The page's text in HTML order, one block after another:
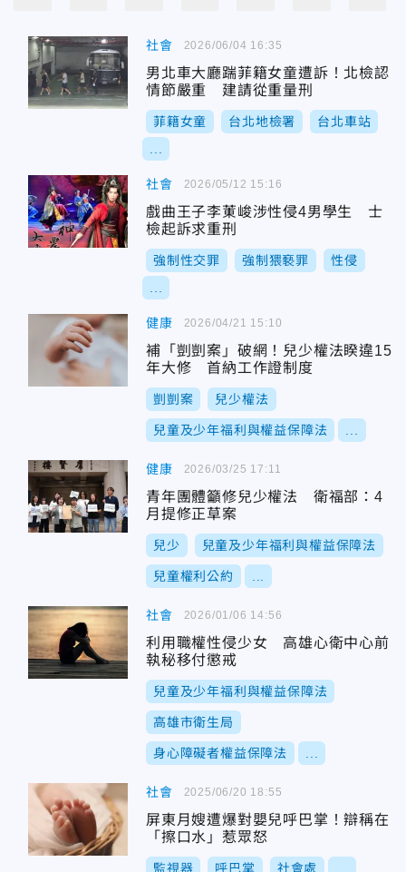
社會
男北車大廳踹菲籍女童遭訴！北檢認
情節嚴重 建請從重量刑
菲籍女童 台北地檢署 台北車站
2026/06/04 16:35
社會
戲曲王子李菄峻涉性侵4男學生 士
檢起訴求重刑
強制性交罪 強制猥褻罪 性侵
2026/05/12 15:16
健康
補「剴剴案」破網！兒少權法睽違15
年大修 首納工作證制度
剴剴案 兒少權法
兒童及少年福利與權益保障法
2026/04/21 15:10
健康
青年團體籲修兒少權法 衛福部：4
月提修正草案
兒少 兒童及少年福利與權益保障法
兒童權利公約
2026/03/25 17:11
社會
利用職權性侵少女 高雄心衛中心前
執秘移付懲戒
兒童及少年福利與權益保障法
高雄市衛生局
身心障礙者權益保障法
2026/01/06 14:56
社會
屏東月嫂遭爆對嬰兒呼巴掌！辯稱在
「擦口水」惹眾怒
監視器 呼巴掌 社會處
2025/06/20 18:55